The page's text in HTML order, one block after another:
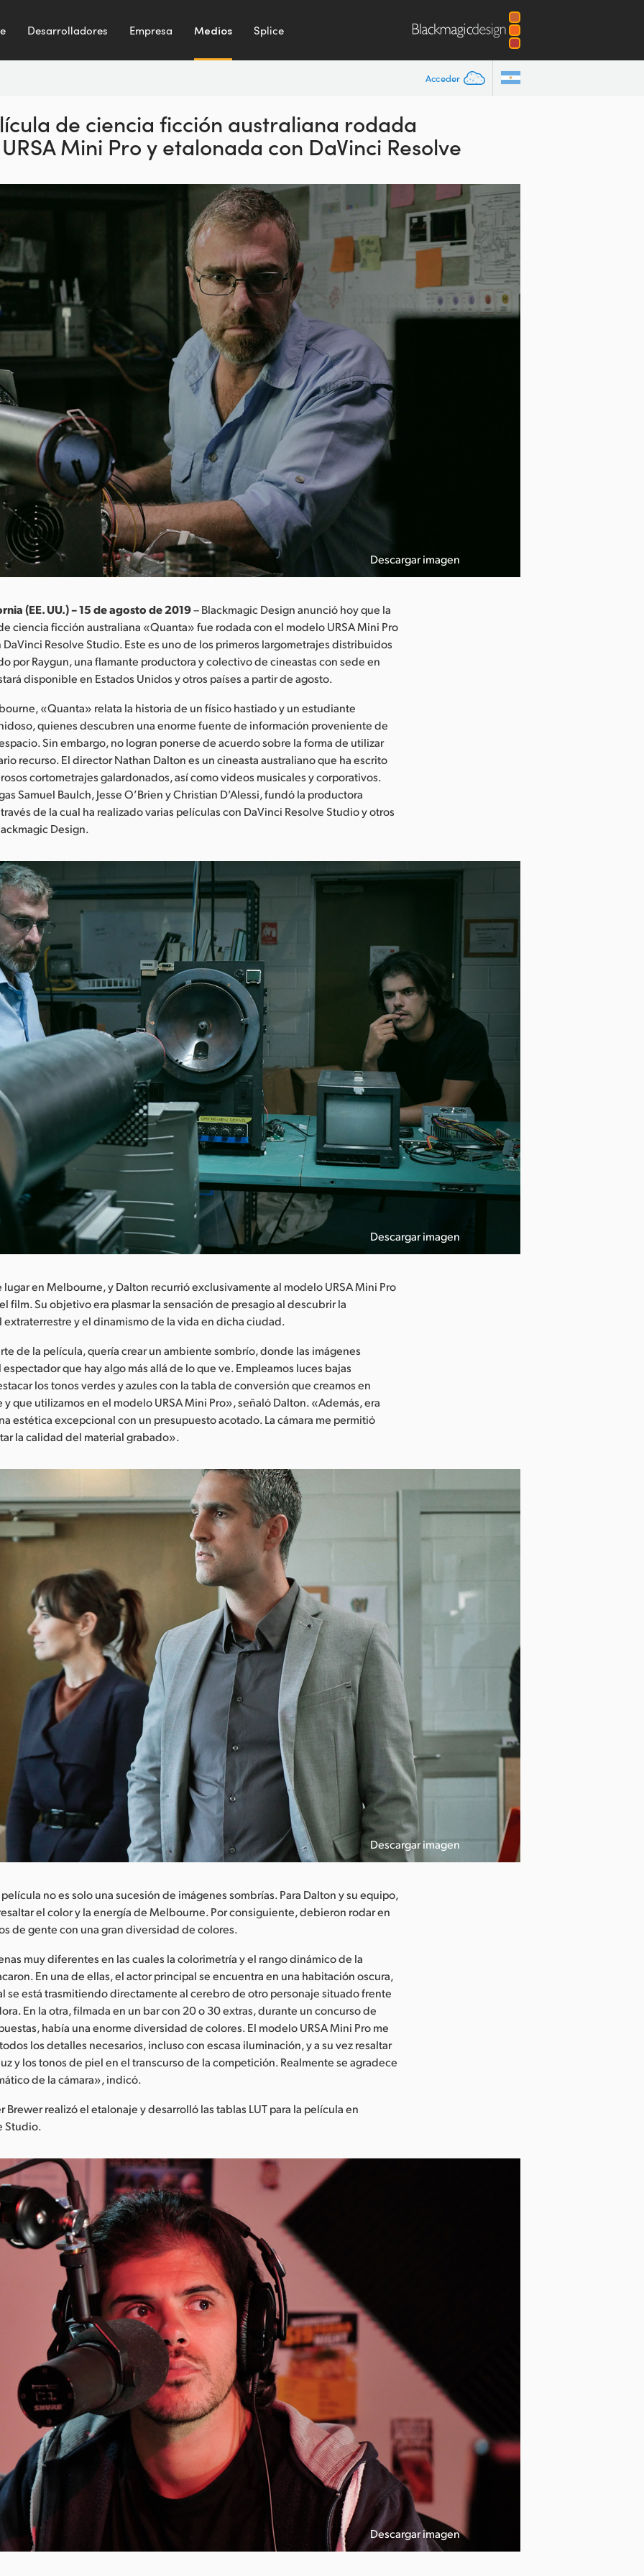
Desarrolladores Empresa Medios Splice
Acceder
de ciencia ficción australiana rodada
Mini Pro y etalonada con DaVinci Resolve
Descargar imagen
(EE. UU.) – 15 de agosto de 2019– Blackmagic Design anunció hoy que la
ciencia ficción australiana «Quanta» fue rodada con el modelo URSA Mini Pro
Resolve Studio. Este es uno de los primeros largometrajes distribuidos
por Raygun, una flamante productora y colectivo de cineastas con sede en
disponible en Estados Unidos y otros países a partir de agosto.
«Quanta» relata la historia de un físico hastiado y un estudiante
quienes descubren una enorme fuente de información proveniente de
Sin embargo, no logran ponerse de acuerdo sobre la forma de utilizar
recurso. El director Nathan Dalton es un cineasta australiano que ha escrito
cortometrajes galardonados, así como videos musicales y corporativos.
Samuel Baulch, Jesse O’Brien y Christian D’Alessi, fundó la productora
de la cual ha realizado varias películas con DaVinci Resolve Studio y otros
Design.
Descargar imagen
en Melbourne, y Dalton recurrió exclusivamente al modelo URSA Mini Pro
film. Su objetivo era plasmar la sensación de presagio al descubrir la
extraterrestre y el dinamismo de la vida en dicha ciudad.
de la película, quería crear un ambiente sombrío, donde las imágenes
que hay algo más allá de lo que ve. Empleamos luces bajas
los tonos verdes y azules con la tabla de conversión que creamos en
y que utilizamos en el modelo URSA Mini Pro», señaló Dalton. «Además, era
estética excepcional con un presupuesto acotado. La cámara me permitió
la calidad del material grabado».
Descargar imagen
no es solo una sucesión de imágenes sombrías. Para Dalton y su equipo,
el color y la energía de Melbourne. Por consiguiente, debieron rodar en
de gente con una gran diversidad de colores.
muy diferentes en las cuales la colorimetría y el rango dinámico de la
En una de ellas, el actor principal se encuentra en una habitación oscura,
se está trasmitiendo directamente al cerebro de otro personaje situado frente
En la otra, filmada en un bar con 20 o 30 extras, durante un concurso de
había una enorme diversidad de colores. El modelo URSA Mini Pro me
los detalles necesarios, incluso con escasa iluminación, y a su vez resaltar
y los tonos de piel en el transcurso de la competición. Realmente se agradece
de la cámara», indicó.
Brewer realizó el etalonaje y desarrolló las tablas LUT para la película en
Studio.
Descargar imagen